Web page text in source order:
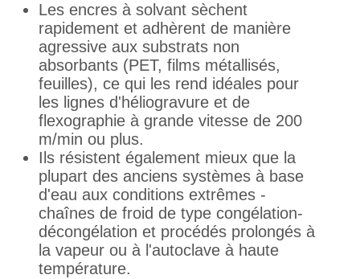
Les encres à solvant sèchent
rapidement et adhèrent de manière
agressive aux substrats non
absorbants (PET, films métallisés,
feuilles), ce qui les rend idéales pour
les lignes d'héliogravure et de
flexographie à grande vitesse de 200
m/min ou plus.
Ils résistent également mieux que la
plupart des anciens systèmes à base
d'eau aux conditions extrêmes -
chaînes de froid de type congélation-
décongélation et procédés prolongés à
la vapeur ou à l'autoclave à haute
température.